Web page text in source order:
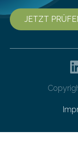
JETZT